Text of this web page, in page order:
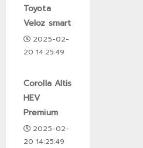
Toyota
Veloz smart
2025-02-
20 14:25:49
Corolla Altis
HEV
Premium
2025-02-
20 14:25:49